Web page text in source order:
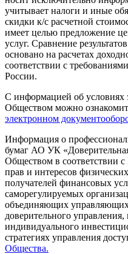
учитывает налоги и иные
скидки к/с расчетной
имеет целью предложение
услуг. Сравнение
основано на расчетах
соответствии с
России.
С информацией об условиях
Обществом можно
электронном
Информация о
бумаг АО УК
Обществом в соответствии
прав и интересов
получателей финансовых
саморегулируемых
объединяющих
доверительного
индивидуального
стратегиях управления
Общества.